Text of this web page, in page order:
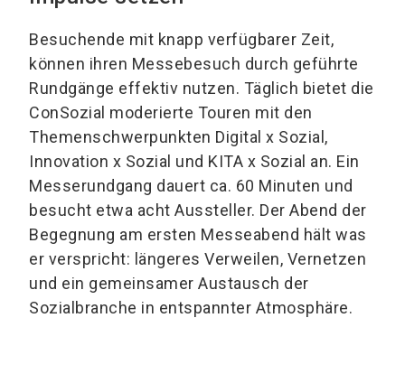
Besuchende mit knapp verfügbarer Zeit,
können ihren Messebesuch durch geführte
Rundgänge effektiv nutzen. Täglich bietet die
ConSozial moderierte Touren mit den
Themenschwerpunkten Digital x Sozial,
Innovation x Sozial und KITA x Sozial an. Ein
Messerundgang dauert ca. 60 Minuten und
besucht etwa acht Aussteller. Der Abend der
Begegnung am ersten Messeabend hält was
er verspricht: längeres Verweilen, Vernetzen
und ein gemeinsamer Austausch der
Sozialbranche in entspannter Atmosphäre.